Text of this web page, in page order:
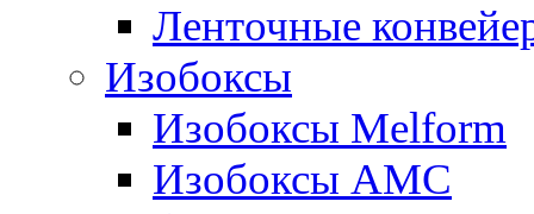
Ленточные
Изобоксы
Изобоксы Melform
Изобоксы AMC